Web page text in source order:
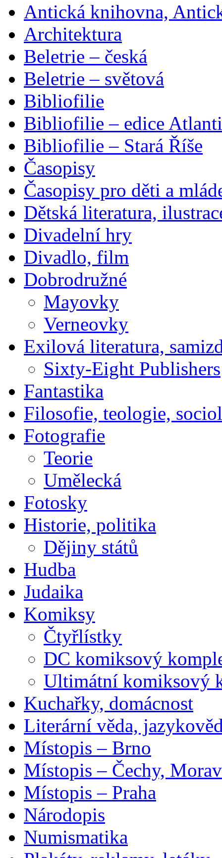
Antická knihovna,
Architektura
Beletrie – česká
Beletrie – světová
Bibliofilie
Bibliofilie – edice
Bibliofilie – Stará Říše
Časopisy
Časopisy pro děti a
Dětská literatura,
Divadelní hry
Divadlo, film
Dobrodružné
Mayovky
Verneovky
Exilová literatura,
Sixty-Eight Publishers
Fantastika
Filosofie, teologie,
Fotografie
Teorie
Umělecká
Fotosky
Historie, politika
Dějiny států
Hudba
Judaika
Komiksy
Čtyřlístky
DC komiksový
Ultimátní komiksový
Kuchařky, domácnost
Literární věda,
Místopis – Brno
Místopis – Čechy,
Místopis – Praha
Národopis
Numismatika